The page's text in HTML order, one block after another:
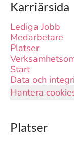
Karriärsida
Lediga Jobb
Medarbetare
Platser
Start
Data och
Hantera
Platser